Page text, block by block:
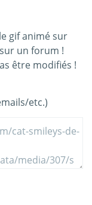
gif animé sur
un forum !
être modifiés !
etc.)